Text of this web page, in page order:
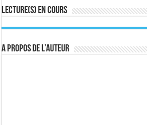
Lecture(s) en cours
A propos de l’auteur